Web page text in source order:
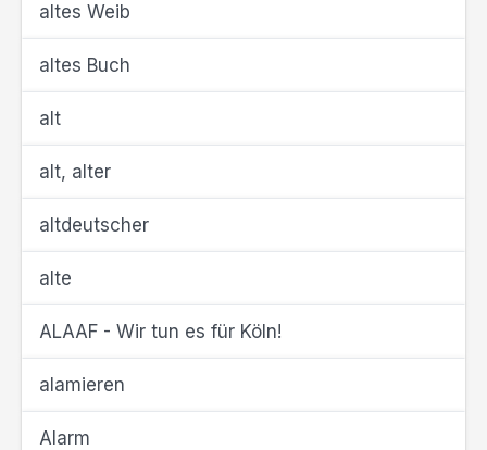
altes Weib
altes Buch
alt
alt, alter
altdeutscher
alte
ALAAF - Wir tun es für Köln!
alamieren
Alarm